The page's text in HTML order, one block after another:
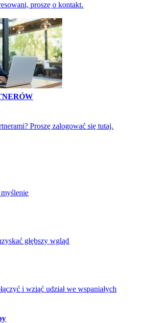
proszę o kontakt.​​
Proszę zalogować się tutaj.​​
głębszy wgląd​​
i wziąć udział we wspaniałych